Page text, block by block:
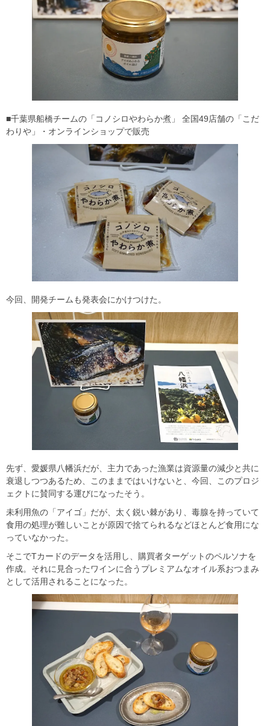
■千葉県船橋チームの「コノシロやわらか煮」 全国49店舗の「こだ
わりや」・オンラインショップで販売
今回、開発チームも発表会にかけつけた。
先ず、愛媛県八幡浜だが、主力であった漁業は資源量の減少と共に
衰退しつつあるため、このままではいけないと、今回、このプロジ
ェクトに賛同する運びになったそう。
未利用魚の「アイゴ」だが、太く鋭い棘があり、毒腺を持っていて
食用の処理が難しいことが原因で捨てられるなどほとんど食用にな
っていなかった。
そこでTカードのデータを活用し、購買者ターゲットのペルソナを
作成。それに見合ったワインに合うプレミアムなオイル系おつまみ
として活用されることになった。